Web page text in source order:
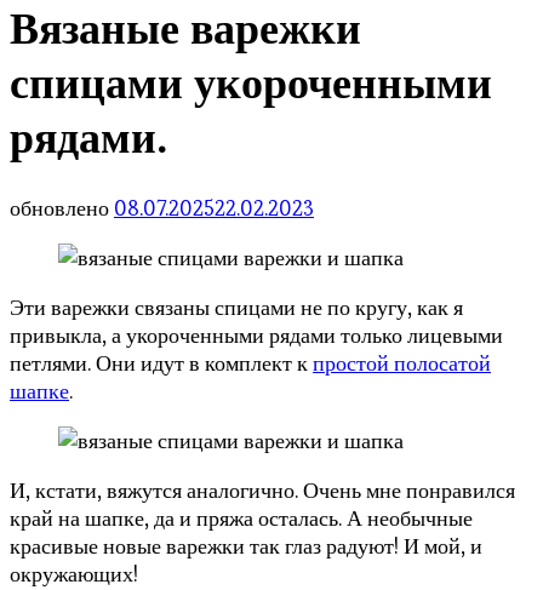
Вязаные варежки
спицами укороченными
рядами.
обновлено 08.07.202522.02.2023
Эти варежки связаны спицами не по кругу, как я
привыкла, а укороченными рядами только лицевыми
петлями. Они идут в комплект кпростой полосатой
шапке.
И, кстати, вяжутся аналогично. Очень мне понравился
край на шапке, да и пряжа осталась. А необычные
красивые новые варежки так глаз радуют! И мой, и
окружающих!